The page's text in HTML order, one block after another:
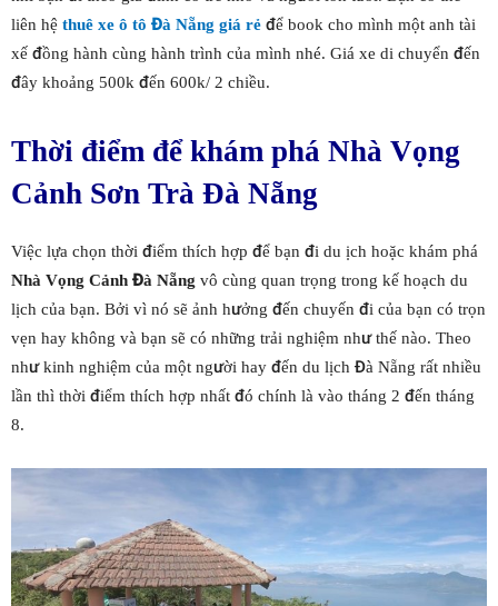
liên hệ thuê xe ô tô Đà Nẵng giá rẻ để book cho mình một anh tài
xế đồng hành cùng hành trình của mình nhé. Giá xe di chuyển đến
đây khoảng 500k đến 600k/ 2 chiều.
Thời điểm để khám phá Nhà Vọng
Cảnh Sơn Trà Đà Nẵng
Việc lựa chọn thời điểm thích hợp để bạn đi du ịch hoặc khám phá
Nhà Vọng Cảnh Đà Nẵng vô cùng quan trọng trong kế hoạch du
lịch của bạn. Bởi vì nó sẽ ảnh hưởng đến chuyến đi của bạn có trọn
vẹn hay không và bạn sẽ có những trải nghiệm như thế nào. Theo
như kinh nghiệm của một người hay đến du lịch Đà Nẵng rất nhiều
lần thì thời điểm thích hợp nhất đó chính là vào tháng 2 đến tháng
8.